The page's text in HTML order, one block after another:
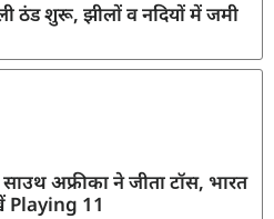
ठंड शुरू, झीलों व नदियों में जमी
अफ्रीका ने जीता टॉस, भारत
Playing 11